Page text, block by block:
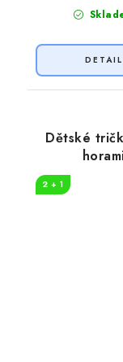
Dětské
horami
2 + 1